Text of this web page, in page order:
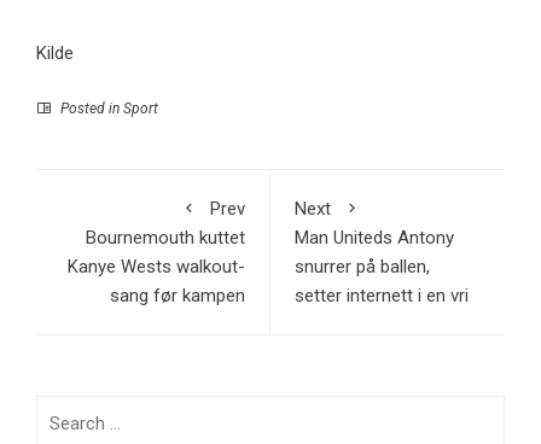
Kilde
Posted in Sport
Prev
Bournemouth kuttet
Kanye Wests walkout-
sang før kampen
Next
Man Uniteds Antony
snurrer på ballen,
setter internett i en vri